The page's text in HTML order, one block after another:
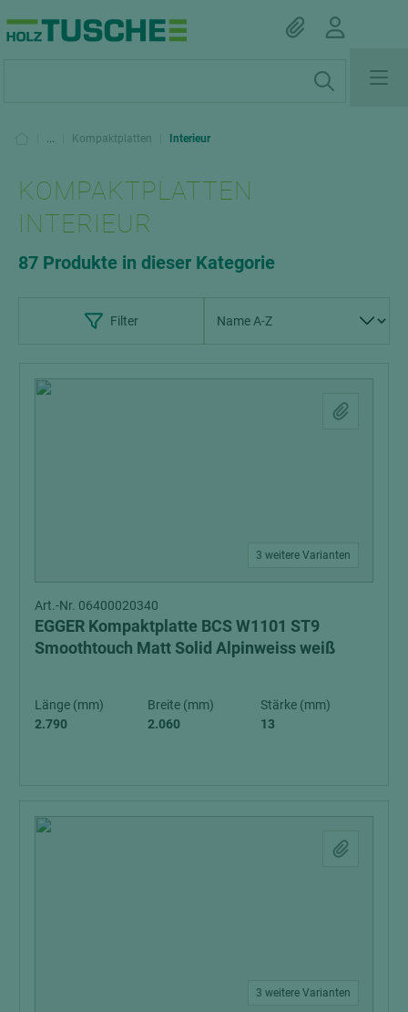
... Kompaktplatten Interieur
KOMPAKTPLATTEN
INTERIEUR
87 Produkte in dieser Kategorie
Filter
3 weitere Varianten
Art.-Nr. 06400020340
EGGER Kompaktplatte BCS W1101 ST9
Smoothtouch Matt Solid Alpinweiss weiß
Länge (mm)
2.790
Breite (mm)
2.060
Stärke (mm)
13
3 weitere Varianten